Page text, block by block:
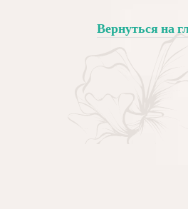
Вернуться на